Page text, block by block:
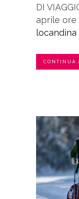
DI
aprile ore
locandina
CONTINUA